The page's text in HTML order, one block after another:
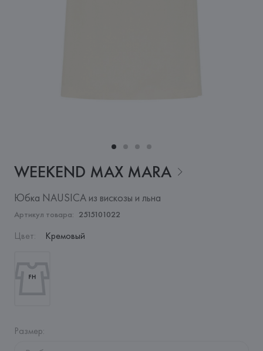
WEEKEND MAX MARA
Юбка NAUSICA из вискозы и льна
Артикул товара: 2515101022
Цвет: Кремовый
Размер: